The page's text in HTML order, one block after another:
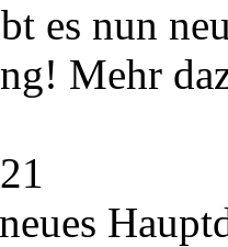
es nun
Mehr